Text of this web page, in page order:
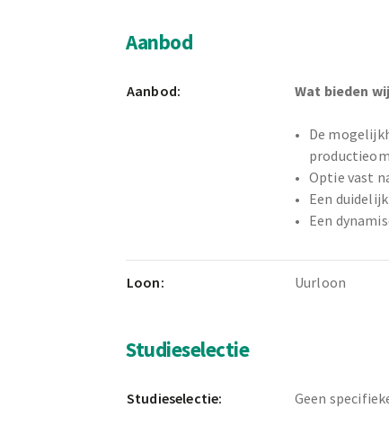
Aanbod
Aanbod: Wat bieden
De
Optie vast
Een
Een
Loon: Uurloon
Studieselectie
Studieselectie: Geen